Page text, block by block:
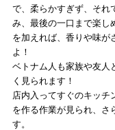
で、柔らかすぎず、それ
み、最後の一口まで楽し
を加えれば、香りや味が
よ！
ベトナム人も家族や友人
く見られます！
店内入ってすぐのキッチ
を作る作業が見られ、さ
す。